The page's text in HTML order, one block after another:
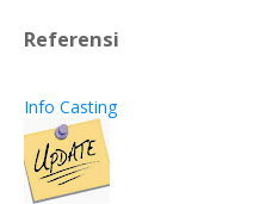
Referensi
Info Casting